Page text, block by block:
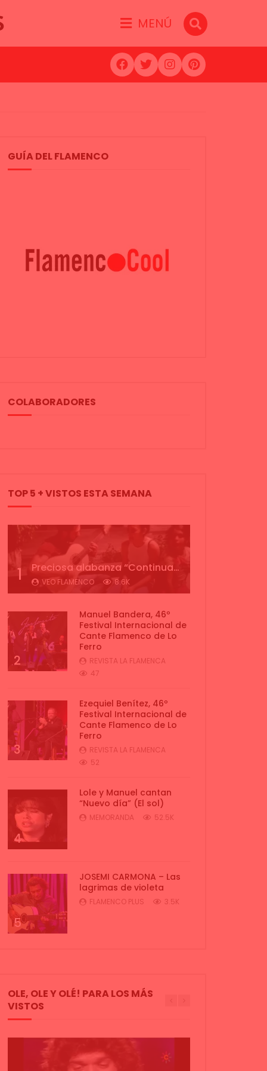
MENÚ
GUÍA DEL FLAMENCO
COLABORADORES
TOP 5 + VISTOS ESTA SEMANA
1 Preciosa alabanza “Continua” cantada por ALBA CORTES acompañada de IVAN a la guitarra | VEOFLAMENCO
VEO FLAMENCO 8.6K
2
Manuel Bandera, 46º
Festival Internacional de
Cante Flamenco de Lo
Ferro
REVISTA LA FLAMENCA
47
3
Ezequiel Benítez, 46º
Festival Internacional de
Cante Flamenco de Lo
Ferro
REVISTA LA FLAMENCA
52
4
Lole y Manuel cantan
“Nuevo día” (El sol)
MEMORANDA 52.5K
5
JOSEMI CARMONA – Las
lagrimas de violeta
FLAMENCO PLUS 3.5K
OLE, OLE Y OLÉ! PARA LOS MÁS
VISTOS